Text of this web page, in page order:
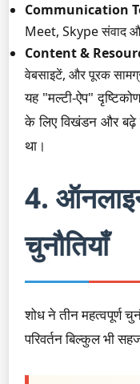
Communication
Meet, Skype संवाद
Content &
वेबसाइटें, और पूरक
यह "मल्टी-ऐप"
के लिए विखंडन और बढ़े
था।
4.
चुनौतियाँ
शोध ने तीन महत्वपूर्ण
परिवर्तन बिल्कुल भी